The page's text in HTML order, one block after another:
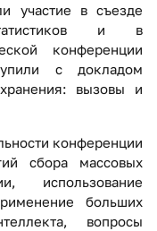
участие в съезде
и в
конференции
с докладом
вызовы и
конференции
сбора массовых
использование
больших
вопросы